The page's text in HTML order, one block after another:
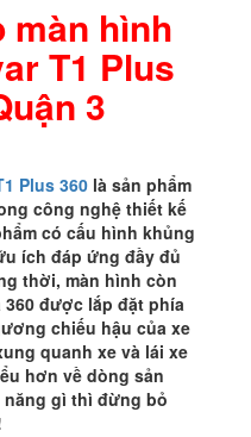
màn hình
T1 Plus
3
Plus 360 là sản phẩm
công nghệ thiết kế
có cấu hình khủng
ích đáp ứng đầy đủ
thời, màn hình còn
được lắp đặt phía
chiếu hậu của xe
quanh xe và lái xe
hơn về dòng sản
năng gì thì đừng bỏ